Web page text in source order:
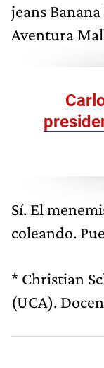
jeans
Aventura
Sí. El
coleando.
* Christian
(UCA).